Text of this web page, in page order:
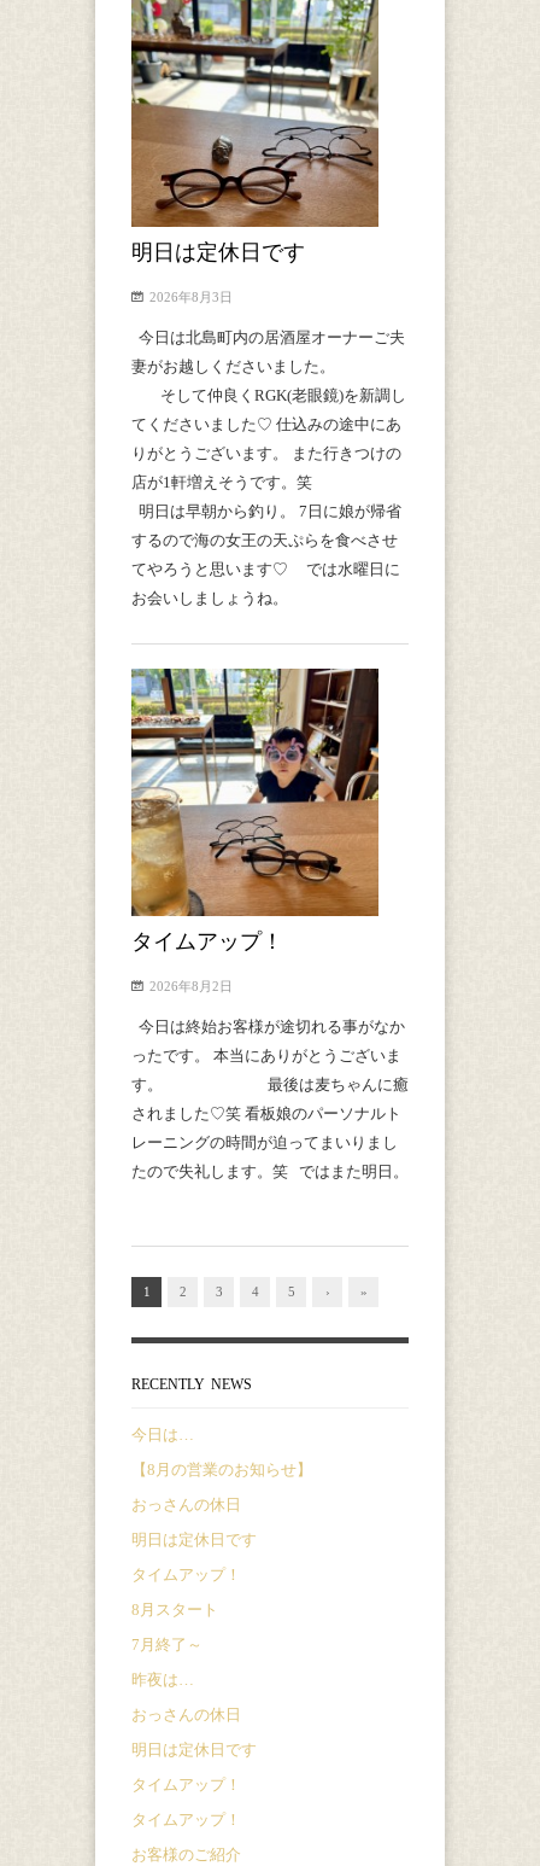
明日は定休日です
2026年8月3日
今日は北島町内の居酒屋オーナーご夫
妻がお越しくださいました。
そして仲良くRGK(老眼鏡)を新調し
てくださいました♡ 仕込みの途中にあ
りがとうございます。 また行きつけの
店が1軒増えそうです。笑
明日は早朝から釣り。 7日に娘が帰省
するので海の女王の天ぷらを食べさせ
てやろうと思います♡ では水曜日に
お会いしましょうね。
タイムアップ！
2026年8月2日
今日は終始お客様が途切れる事がなか
ったです。 本当にありがとうございま
す。 最後は麦ちゃんに癒
されました♡笑 看板娘のパーソナルト
レーニングの時間が迫ってまいりまし
たので失礼します。笑 ではまた明日。
1 2 3 4 5 › »
RECENTLY NEWS
今日は…
【8月の営業のお知らせ】
おっさんの休日
明日は定休日です
タイムアップ！
8月スタート
7月終了～
昨夜は…
おっさんの休日
明日は定休日です
タイムアップ！
タイムアップ！
お客様のご紹介